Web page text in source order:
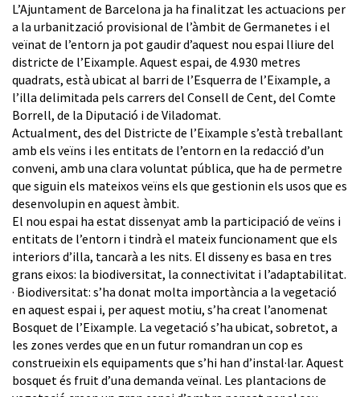
L’Ajuntament de Barcelona ja ha finalitzat les actuacions per
a la urbanització provisional de l’àmbit de Germanetes i el
veïnat de l’entorn ja pot gaudir d’aquest nou espai lliure del
districte de l’Eixample. Aquest espai, de 4.930 metres
quadrats, està ubicat al barri de l’Esquerra de l’Eixample, a
l’illa delimitada pels carrers del Consell de Cent, del Comte
Borrell, de la Diputació i de Viladomat.
Actualment, des del Districte de l’Eixample s’està treballant
amb els veïns i les entitats de l’entorn en la redacció d’un
conveni, amb una clara voluntat pública, que ha de permetre
que siguin els mateixos veïns els que gestionin els usos que es
desenvolupin en aquest àmbit.
El nou espai ha estat dissenyat amb la participació de veïns i
entitats de l’entorn i tindrà el mateix funcionament que els
interiors d’illa, tancarà a les nits. El disseny es basa en tres
grans eixos: la biodiversitat, la connectivitat i l’adaptabilitat.
· Biodiversitat: s’ha donat molta importància a la vegetació
en aquest espai i, per aquest motiu, s’ha creat l’anomenat
Bosquet de l’Eixample. La vegetació s’ha ubicat, sobretot, a
les zones verdes que en un futur romandran un cop es
construeixin els equipaments que s’hi han d’instal·lar. Aquest
bosquet és fruit d’una demanda veïnal. Les plantacions de